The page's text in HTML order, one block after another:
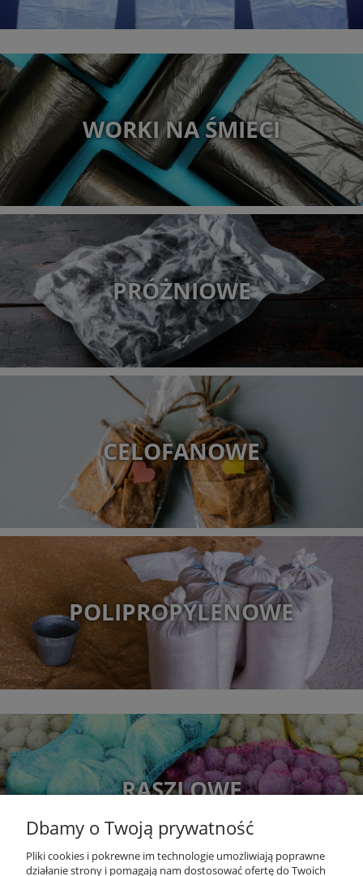
WORKI NA ŚMIECI
PRÓŻNIOWE
CELOFANOWE
POLIPROPYLENOWE
RASZLOWE
Dbamy o Twoją prywatność
Pliki cookies i pokrewne im technologie umożliwiają poprawne
działanie strony i pomagają nam dostosować ofertę do Twoich